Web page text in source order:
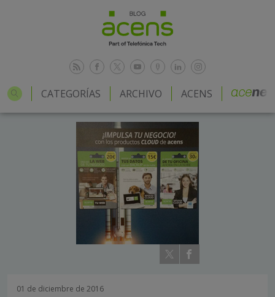
CATEGORÍAS ARCHIVO ACENS
01 de diciembre de 2016